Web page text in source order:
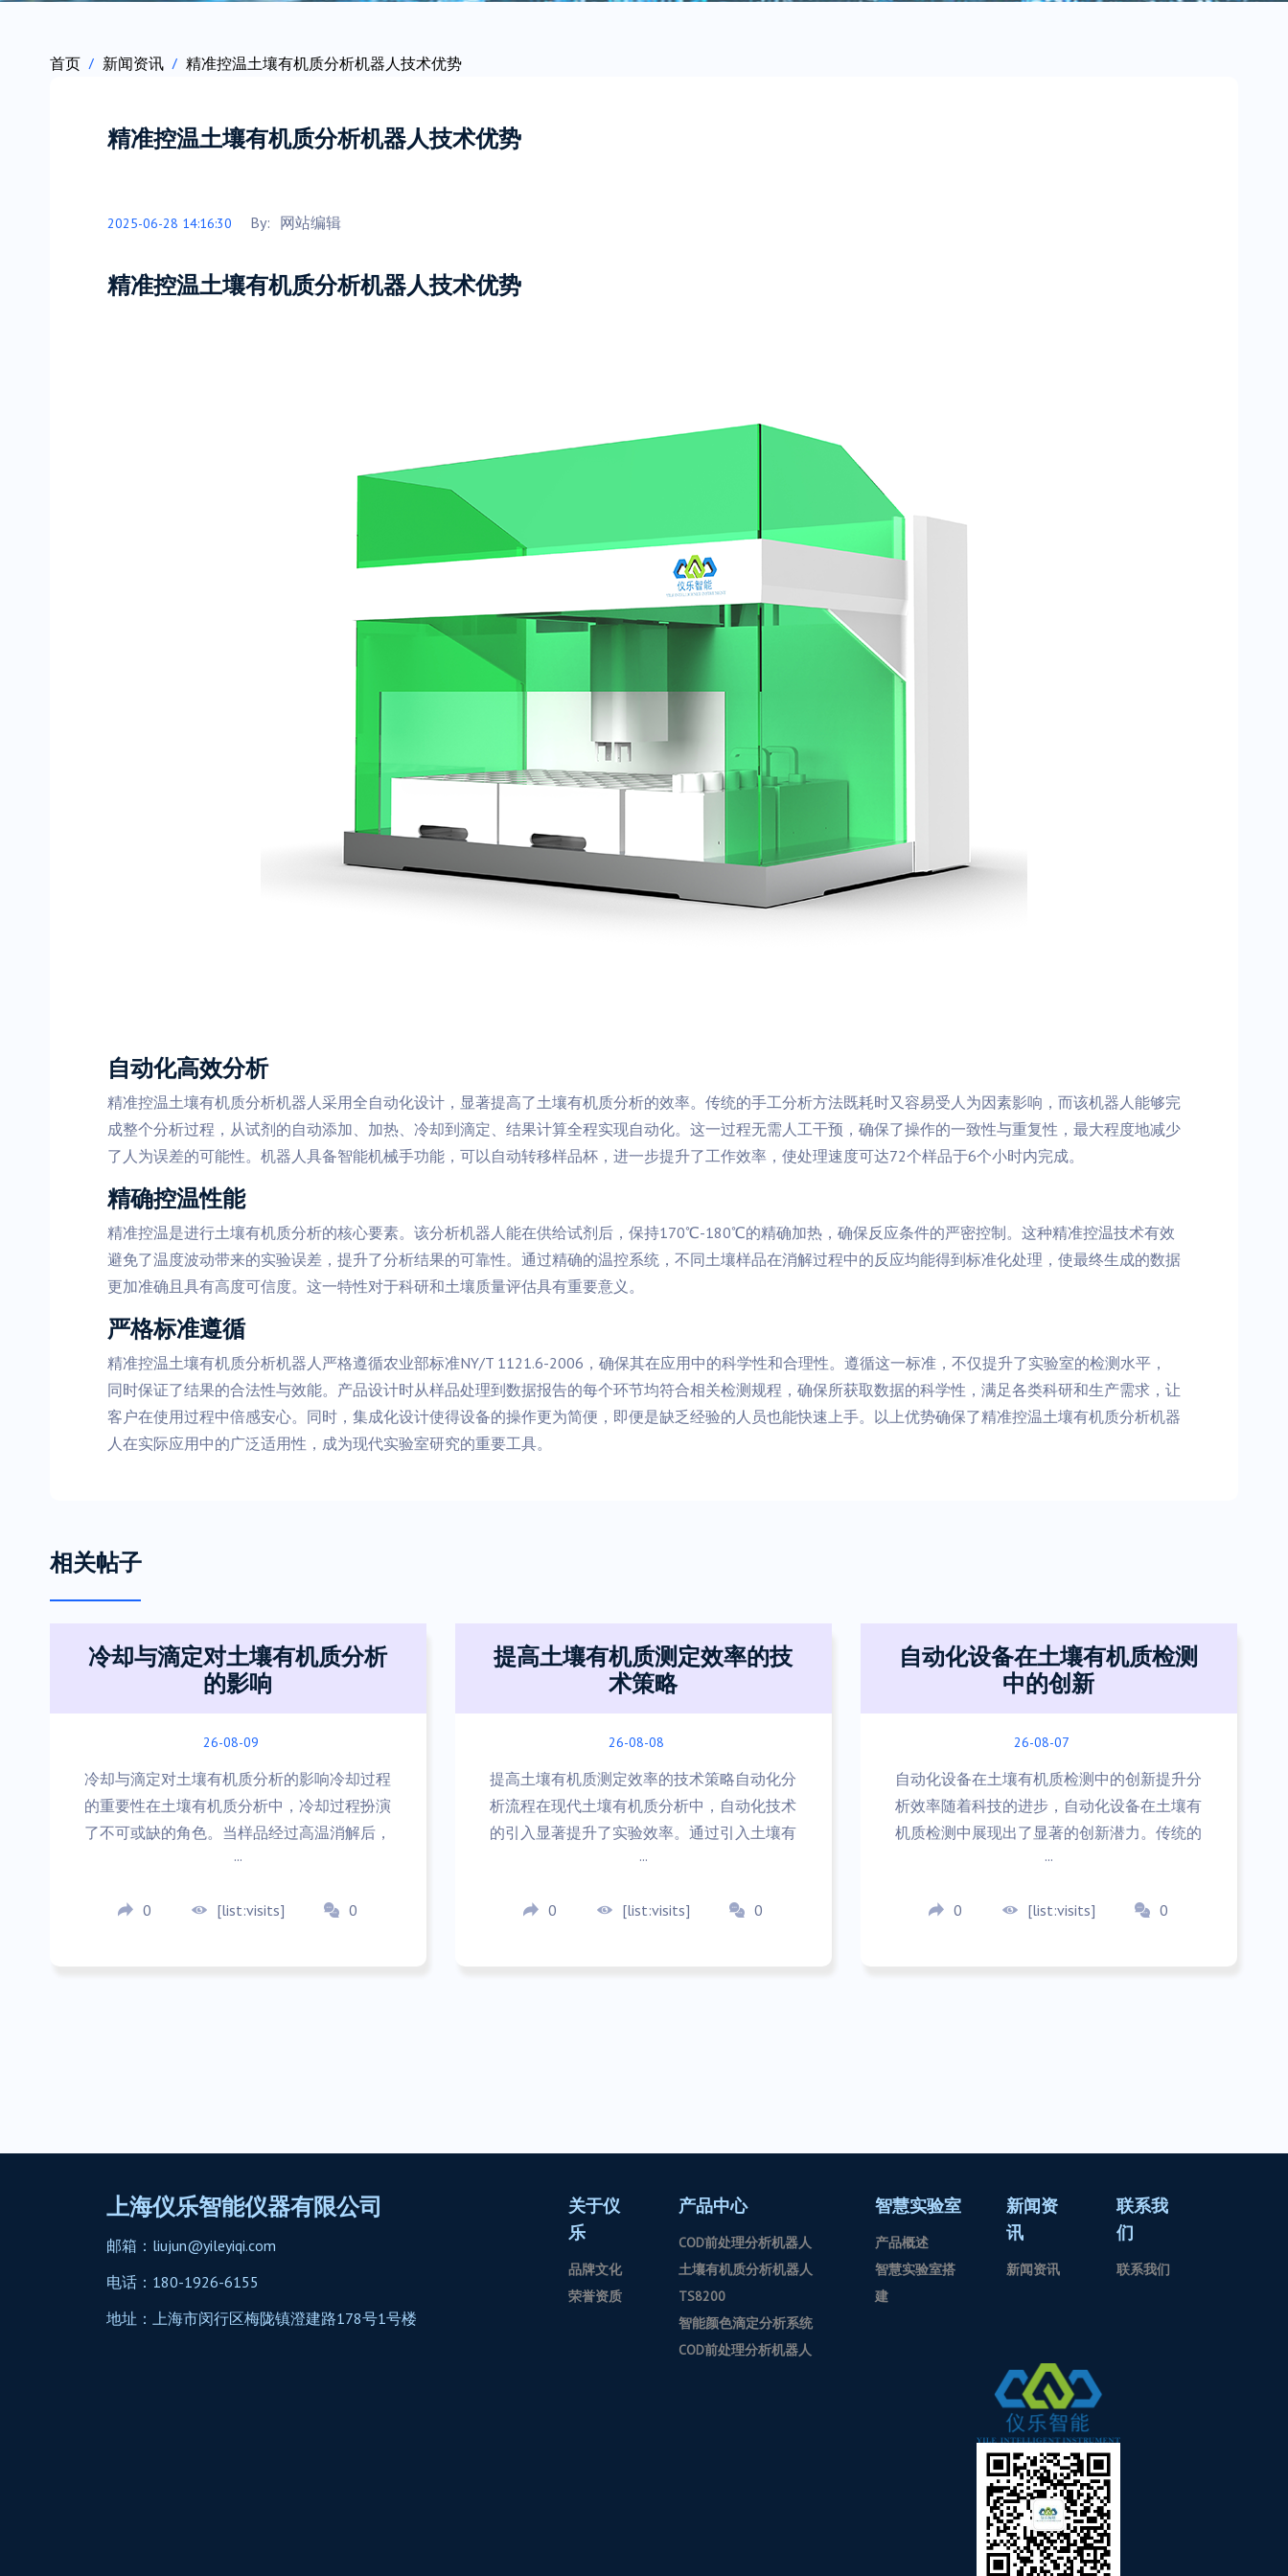
首页 新闻资讯 精准控温土壤有机质分析机器人技术优势
精准控温土壤有机质分析机器人技术优势
2025-06-28 14:16:30 By: 网站编辑
精准控温土壤有机质分析机器人技术优势
自动化高效分析
精准控温土壤有机质分析机器人采用全自动化设计，显著提高了土壤有机质分析的效率。传统的手工分析方法既耗时又容易受人为因素影响，而该机器人能够完
成整个分析过程，从试剂的自动添加、加热、冷却到滴定、结果计算全程实现自动化。这一过程无需人工干预，确保了操作的一致性与重复性，最大程度地减少
了人为误差的可能性。机器人具备智能机械手功能，可以自动转移样品杯，进一步提升了工作效率，使处理速度可达72个样品于6个小时内完成。
精确控温性能
精准控温是进行土壤有机质分析的核心要素。该分析机器人能在供给试剂后，保持170℃-180℃的精确加热，确保反应条件的严密控制。这种精准控温技术有效
避免了温度波动带来的实验误差，提升了分析结果的可靠性。通过精确的温控系统，不同土壤样品在消解过程中的反应均能得到标准化处理，使最终生成的数据
更加准确且具有高度可信度。这一特性对于科研和土壤质量评估具有重要意义。
严格标准遵循
精准控温土壤有机质分析机器人严格遵循农业部标准NY/T 1121.6-2006，确保其在应用中的科学性和合理性。遵循这一标准，不仅提升了实验室的检测水平，
同时保证了结果的合法性与效能。产品设计时从样品处理到数据报告的每个环节均符合相关检测规程，确保所获取数据的科学性，满足各类科研和生产需求，让
客户在使用过程中倍感安心。同时，集成化设计使得设备的操作更为简便，即便是缺乏经验的人员也能快速上手。以上优势确保了精准控温土壤有机质分析机器
人在实际应用中的广泛适用性，成为现代实验室研究的重要工具。
相关帖子
冷却与滴定对土壤有机质分析
的影响
26-08-09
冷却与滴定对土壤有机质分析的影响冷却过程
的重要性在土壤有机质分析中，冷却过程扮演
了不可或缺的角色。当样品经过高温消解后，
···
0 [list:visits] 0
提高土壤有机质测定效率的技
术策略
26-08-08
提高土壤有机质测定效率的技术策略自动化分
析流程在现代土壤有机质分析中，自动化技术
的引入显著提升了实验效率。通过引入土壤有
···
0 [list:visits] 0
自动化设备在土壤有机质检测
中的创新
26-08-07
自动化设备在土壤有机质检测中的创新提升分
析效率随着科技的进步，自动化设备在土壤有
机质检测中展现出了显著的创新潜力。传统的
···
0 [list:visits] 0
上海仪乐智能仪器有限公司
邮箱：liujun@yileyiqi.com
电话：180-1926-6155
地址：上海市闵行区梅陇镇澄建路178号1号楼
关于仪
乐
品牌文化
荣誉资质
产品中心
COD前处理分析机器人
土壤有机质分析机器人
TS8200
智能颜色滴定分析系统
COD前处理分析机器人
智慧实验室
产品概述
智慧实验室搭
建
新闻资
讯
新闻资讯
联系我
们
联系我们